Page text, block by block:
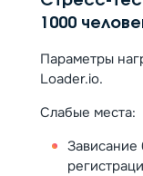
1000
Параметры
Loader.io.
Слабые места: